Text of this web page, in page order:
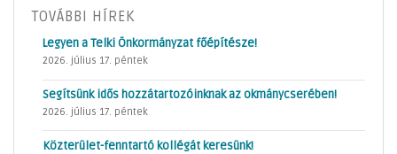
TOVÁBBI HÍREK
Legyen a Telki Önkormányzat főépítésze!
2026. július 17. péntek
Segítsünk idős hozzátartozóinknak az okmánycserében!
2026. július 17. péntek
Közterület-fenntartó kollégát keresünk!